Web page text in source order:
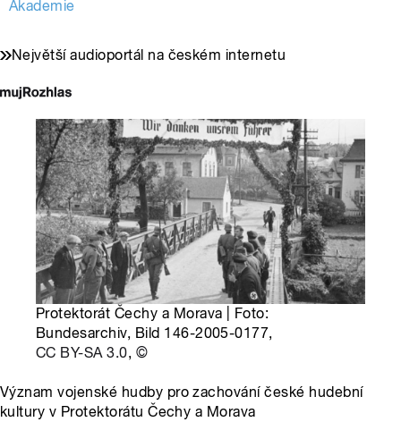
Akademie
Největší audioportál na českém internetu
Protektorát Čechy a Morava | Foto:
Bundesarchiv, Bild 146-2005-0177,
CC BY-SA 3.0, ©
Význam vojenské hudby pro zachování české hudební
kultury v Protektorátu Čechy a Morava